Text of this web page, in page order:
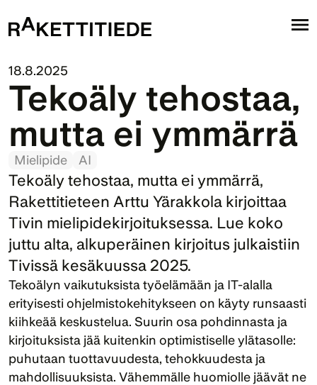
18.8.2025
Tekoäly tehostaa,
mutta ei ymmärrä
Mielipide AI
Tekoäly tehostaa, mutta ei ymmärrä,
Rakettitieteen Arttu Yärakkola kirjoittaa
Tivin mielipidekirjoituksessa. Lue koko
juttu alta, alkuperäinen kirjoitus julkaistiin
Tivissä kesäkuussa 2025.
Tekoälyn vaikutuksista työelämään ja IT-alalla
erityisesti ohjelmistokehitykseen on käyty runsaasti
kiihkeää keskustelua. Suurin osa pohdinnasta ja
kirjoituksista jää kuitenkin optimistiselle ylätasolle:
puhutaan tuottavuudesta, tehokkuudesta ja
mahdollisuuksista. Vähemmälle huomiolle jäävät ne